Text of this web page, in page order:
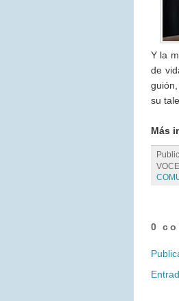
Y la
de
su
Más
0